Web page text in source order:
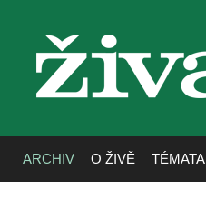
živa
ARCHIV O ŽIVĚ TÉMATA